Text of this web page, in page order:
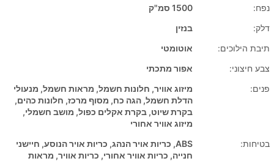
נפח:
1500 סמ"ק
דלק:
בנזין
תיבת הילוכים:
אוטומטי
צבע חיצוני:
אפור מתכתי
פנים:
מיזוג אוויר, חלונות חשמל, מראות חשמל, מנעולי
הדלת חשמל, הגה כח, מסוף מרכז, חלונות כהים,
בקרת שיוט, בקרת אקלים כפול, מושב חשמלי,
מיזוג אוויר אחורי
בטיחות:
ABS, כריות אויר הנהג, כריות אויר הנוסע, חיישני
חנייה, כריות אוויר אחורי, כריות אוויר, מראות